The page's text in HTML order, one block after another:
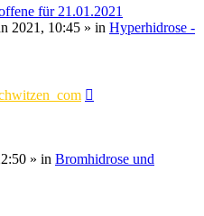
für 21.01.2021
2021, 10:45 » in Hyperhidrose -
» in Bromhidrose und